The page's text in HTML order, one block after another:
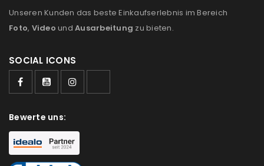
E-Mail-Adresse*
Ein Link zum Erstellen eines neuen Passworts wird an
deine E-Mail-Adresse gesendet.
Please select all the ways you would like to hear from
us
Unseren Kunden das beste Einkaufserlebnis im Bereich
Foto, Video und Ausarbeitung zu bieten.
SOCIAL ICONS
Bewerte uns: